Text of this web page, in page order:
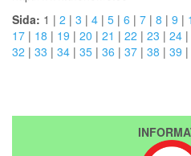
Sida: 1 | 2 | 3 | 4 | 5 | 6 | 7 | 8 | 9 |
17 | 18 | 19 | 20 | 21 | 22 | 23 | 24 |
32 | 33 | 34 | 35 | 36 | 37 | 38 | 39 |